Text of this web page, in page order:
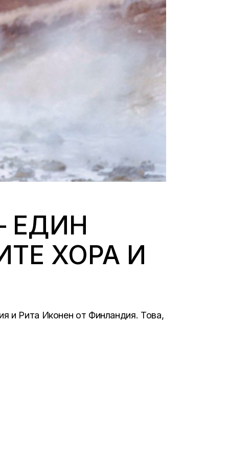
ЕДИН
ХОРА И
и Рита Иконен от Финландия. Това,